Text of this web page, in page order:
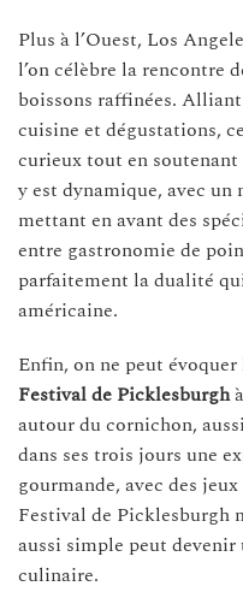
Plus à l’Ouest, Los
l’on célèbre la rencontre
boissons raffinées.
cuisine et dégustations,
curieux tout en
y est dynamique, avec
mettant en avant des
entre gastronomie de
parfaitement la dualité
américaine.
Enfin, on ne peut
Festival de Picklesburgh
autour du cornichon,
dans ses trois jours une
gourmande, avec des
Festival de Picklesburgh
aussi simple peut
culinaire.